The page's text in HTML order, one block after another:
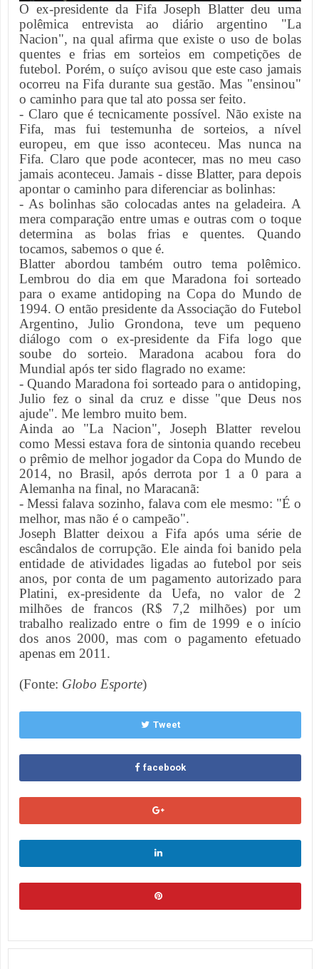
O ex-presidente da Fifa Joseph Blatter deu uma
polêmica entrevista ao diário argentino "La
Nacion", na qual afirma que existe o uso de bolas
quentes e frias em sorteios em competições de
futebol. Porém, o suíço avisou que este caso jamais
ocorreu na Fifa durante sua gestão. Mas "ensinou"
o caminho para que tal ato possa ser feito.
- Claro que é tecnicamente possível. Não existe na
Fifa, mas fui testemunha de sorteios, a nível
europeu, em que isso aconteceu. Mas nunca na
Fifa. Claro que pode acontecer, mas no meu caso
jamais aconteceu. Jamais - disse Blatter, para depois
apontar o caminho para diferenciar as bolinhas:
- As bolinhas são colocadas antes na geladeira. A
mera comparação entre umas e outras com o toque
determina as bolas frias e quentes. Quando
tocamos, sabemos o que é.
Blatter abordou também outro tema polêmico.
Lembrou do dia em que Maradona foi sorteado
para o exame antidoping na Copa do Mundo de
1994. O então presidente da Associação do Futebol
Argentino, Julio Grondona, teve um pequeno
diálogo com o ex-presidente da Fifa logo que
soube do sorteio. Maradona acabou fora do
Mundial após ter sido flagrado no exame:
- Quando Maradona foi sorteado para o antidoping,
Julio fez o sinal da cruz e disse "que Deus nos
ajude". Me lembro muito bem.
Ainda ao "La Nacion", Joseph Blatter revelou
como Messi estava fora de sintonia quando recebeu
o prêmio de melhor jogador da Copa do Mundo de
2014, no Brasil, após derrota por 1 a 0 para a
Alemanha na final, no Maracanã:
- Messi falava sozinho, falava com ele mesmo: "É o
melhor, mas não é o campeão".
Joseph Blatter deixou a Fifa após uma série de
escândalos de corrupção. Ele ainda foi banido pela
entidade de atividades ligadas ao futebol por seis
anos, por conta de um pagamento autorizado para
Platini, ex-presidente da Uefa, no valor de 2
milhões de francos (R$ 7,2 milhões) por um
trabalho realizado entre o fim de 1999 e o início
dos anos 2000, mas com o pagamento efetuado
apenas em 2011.
(Fonte: Globo Esporte)
Tweet
facebook